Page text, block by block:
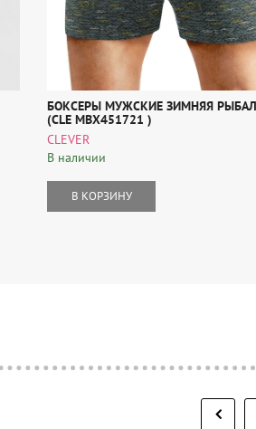
БОКСЕРЫ МУЖСКИЕ ЗИМНЯЯ
(CLE MBX451721 )
CLEVER
В наличии
В КОРЗИНУ